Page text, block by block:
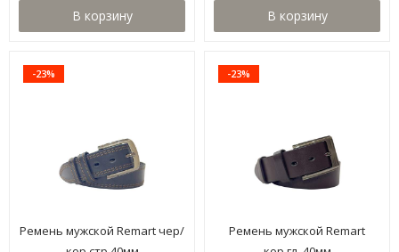
В корзину В корзину
-23%
Ремень мужской Remart чер/
-23%
Ремень мужской Remart